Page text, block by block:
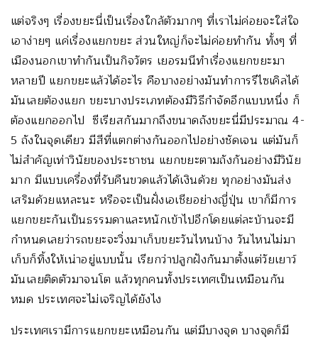
แต่จริงๆ เรื่องขยะนี่เป็นเรื่องใกล้ตัวมากๆ ที่เราไม่ค่อยจะใส่ใจ
เอาง่ายๆ แค่เรื่องแยกขยะ ส่วนใหญ่ก็จะไม่ค่อยทำกัน ทั้งๆ ที่
เมืองนอกเขาทำกันเป็นกิจวัตร เยอรมนีทำเรื่องแยกขยะมา
หลายปี แยกขยะแล้วได้อะไร คือบางอย่างมันทำการรีไซเคิลได้
มันเลยต้องแยก ขยะบางประเภทต้องมีวิธีกำจัดอีกแบบหนึ่ง ก็
ต้องแยกออกไป ซีเรียสกันมากถึงขนาดถังขยะนี่มีประมาณ 4-
5 ถังในจุดเดียว มีสีที่แตกต่างกันออกไปอย่างชัดเจน แต่มันก็
ไม่สำคัญเท่าวินัยของประชาชน แยกขยะตามถังกันอย่างมีวินัย
มาก มีแบบเครื่องที่รับคืนขวดแล้วได้เงินด้วย ทุกอย่างมันส่ง
เสริมด้วยแหละนะ หรือจะเป็นฝั่งเอเชียอย่างญี่ปุ่น เขาก็มีการ
แยกขยะกันเป็นธรรมดาและหนักเข้าไปอีกโดยแต่ละบ้านจะมี
กำหนดเลยว่ารถขยะจะวิ่งมาเก็บขยะวันไหนบ้าง วันไหนไม่มา
เก็บก็ทิ้งให้เน่าอยู่แบบนั้น เรียกว่าปลูกฝังกันมาตั้งแต่วัยเยาว์
มันเลยติดตัวมาจนโต แล้วทุกคนทั้งประเทศเป็นเหมือนกัน
หมด ประเทศจะไม่เจริญได้ยังไง
ประเทศเรามีการแยกขยะเหมือนกัน แต่มีบางจุด บางจุดก็มี